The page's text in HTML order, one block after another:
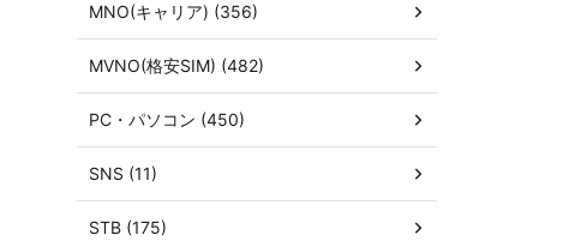
MNO(キャリア) (356)
MVNO(格安SIM) (482)
PC・パソコン (450)
SNS (11)
STB (175)